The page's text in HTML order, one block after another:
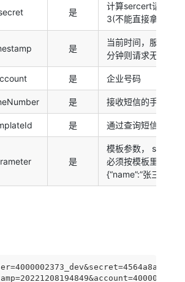
是
计算sercert请阅读1
3(不能直接拿3获取
是
当前时间，服务端
分钟则请求无效。
是 企业号码
是 接收短信的手机号
是 通过查询短信模板
是
模板参数， string
必须按模板里的参
{“name”:”张三”，